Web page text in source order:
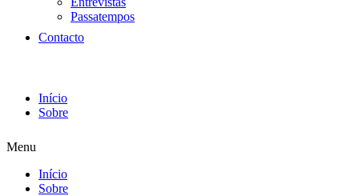
Passatempos
Contacto
Início
Sobre
Menu
Início
Sobre